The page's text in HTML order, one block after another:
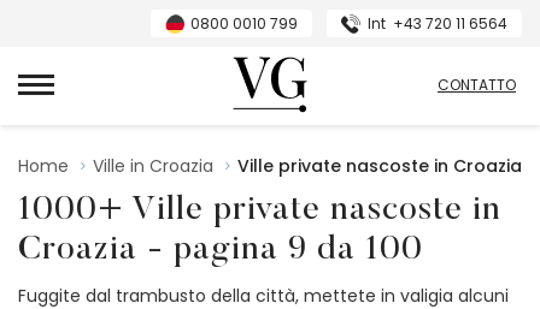
0800 0010 799 Int +43 720 11 6564
Villas Guide
CONTATTO
Home Ville in Croazia Ville private nascoste in Croazia
1000+ Ville private nascoste in
Croazia - pagina 9 da 100
Fuggite dal trambusto della città, mettete in valigia alcuni